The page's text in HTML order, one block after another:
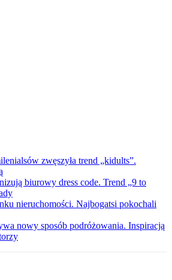
zwęszyła trend „kidults”.
biurowy dress code. Trend „9 to
nieruchomości. Najbogatsi pokochali
nowy sposób podróżowania. Inspiracją